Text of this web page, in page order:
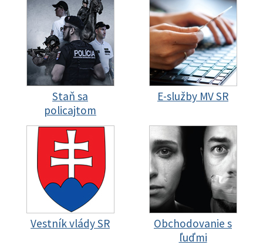
Staň sa
policajtom
E-služby MV SR
Vestník vlády SR
Obchodovanie s
ľuďmi